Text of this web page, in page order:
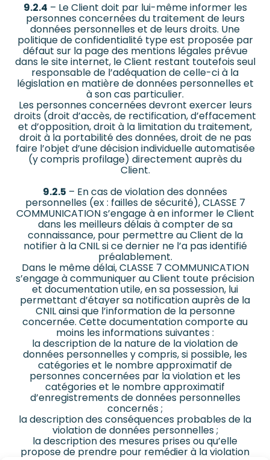
9.2.4 – Le Client doit par lui-même informer les
personnes concernées du traitement de leurs
données personnelles et de leurs droits. Une
politique de confidentialité type est proposée par
défaut sur la page des mentions légales prévue
dans le site internet, le Client restant toutefois seul
responsable de l’adéquation de celle-ci à la
législation en matière de données personnelles et
à son cas particulier.
Les personnes concernées devront exercer leurs
droits (droit d’accès, de rectification, d’effacement
et d’opposition, droit à la limitation du traitement,
droit à la portabilité des données, droit de ne pas
faire l’objet d’une décision individuelle automatisée
(y compris profilage) directement auprès du
Client.
9.2.5 – En cas de violation des données
personnelles (ex : failles de sécurité), CLASSE 7
COMMUNICATION s’engage à en informer le Client
dans les meilleurs délais à compter de sa
connaissance, pour permettre au Client de la
notifier à la CNIL si ce dernier ne l’a pas identifié
préalablement.
Dans le même délai, CLASSE 7 COMMUNICATION
s’engage à communiquer au Client toute précision
et documentation utile, en sa possession, lui
permettant d’étayer sa notification auprès de la
CNIL ainsi que l’information de la personne
concernée. Cette documentation comporte au
moins les informations suivantes :
la description de la nature de la violation de
données personnelles y compris, si possible, les
catégories et le nombre approximatif de
personnes concernées par la violation et les
catégories et le nombre approximatif
d’enregistrements de données personnelles
concernés ;
la description des conséquences probables de la
violation de données personnelles ;
la description des mesures prises ou qu’elle
propose de prendre pour remédier à la violation